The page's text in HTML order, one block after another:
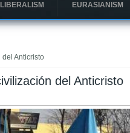
EURASIANISM
Anticristo
del Anticristo